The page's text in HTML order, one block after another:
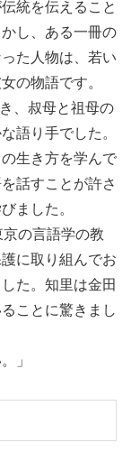
統を伝えること
し、ある一冊の
た人物は、若い
の物語です。
、叔母と祖母の
語り手でした。
生き方を学んで
話すことが許さ
ました。
の言語学の教
に取り組んでお
た。知里は金田
ことに驚きまし
」